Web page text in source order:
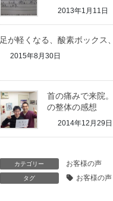
2013年1月11日
足が軽くなる、酸素ボックス
2015年8月30日
首の痛みで来院
の整体の感想
2014年12月29日
カテゴリー お客様の声
タグ お客様の声